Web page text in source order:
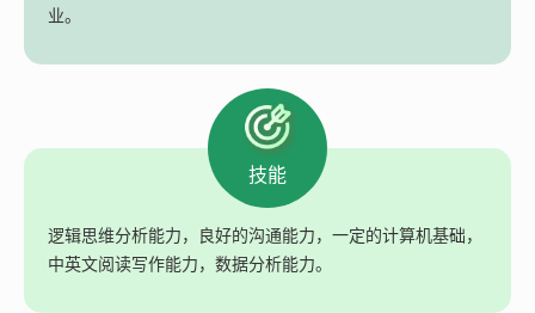
业。
技能
逻辑思维分析能力，良好的沟通能力，一定的计算机基础，
中英文阅读写作能力，数据分析能力。